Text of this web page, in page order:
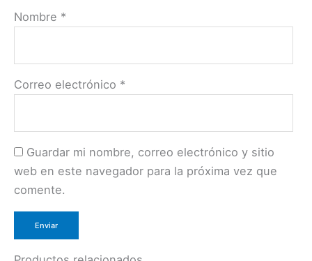
Nombre *
Correo electrónico *
Guardar mi nombre, correo electrónico y sitio
web en este navegador para la próxima vez que
comente.